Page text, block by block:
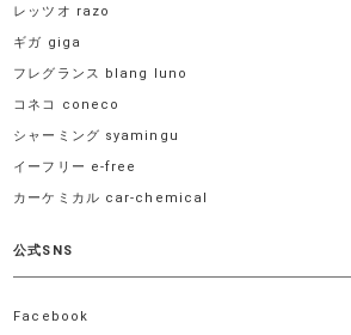
レッツオ razo
ギガ giga
フレグランス blang luno
コネコ coneco
シャーミング syamingu
イーフリー e-free
カーケミカル car-chemical
公式SNS
Facebook